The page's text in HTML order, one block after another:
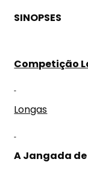
SINOPSES
Competição
Longas
A Jangada de